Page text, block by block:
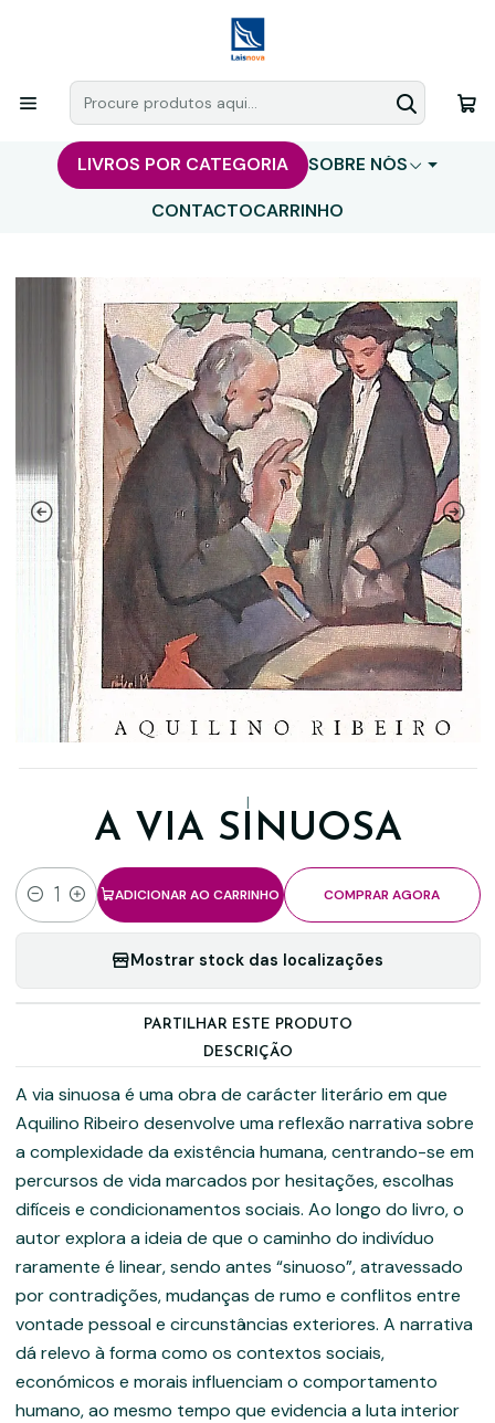
LIVROS POR CATEGORIA
SOBRE NÓS
CONTACTOCARRINHO
|
A VIA SINUOSA
Quantidade
ADICIONAR AO CARRINHO COMPRAR AGORA
Mostrar stock das localizações
PARTILHAR ESTE PRODUTO
DESCRIÇÃO
A via sinuosa é uma obra de carácter literário em que
Aquilino Ribeiro desenvolve uma reflexão narrativa sobre
a complexidade da existência humana, centrando-se em
percursos de vida marcados por hesitações, escolhas
difíceis e condicionamentos sociais. Ao longo do livro, o
autor explora a ideia de que o caminho do indivíduo
raramente é linear, sendo antes “sinuoso”, atravessado
por contradições, mudanças de rumo e conflitos entre
vontade pessoal e circunstâncias exteriores. A narrativa
dá relevo à forma como os contextos sociais,
económicos e morais influenciam o comportamento
humano, ao mesmo tempo que evidencia a luta interior